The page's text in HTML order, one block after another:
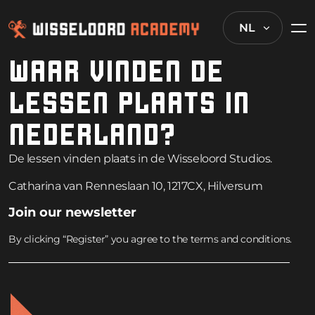
NL
WAAR VINDEN DE
LESSEN PLAATS IN
NEDERLAND?
De lessen vinden plaats in de Wisseloord Studios.
Catharina van Renneslaan 10, 1217CX, Hilversum
Join our newsletter
By clicking “Register” you agree to the terms and conditions.